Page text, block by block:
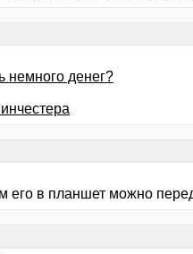
немного денег?
его в планшет можно